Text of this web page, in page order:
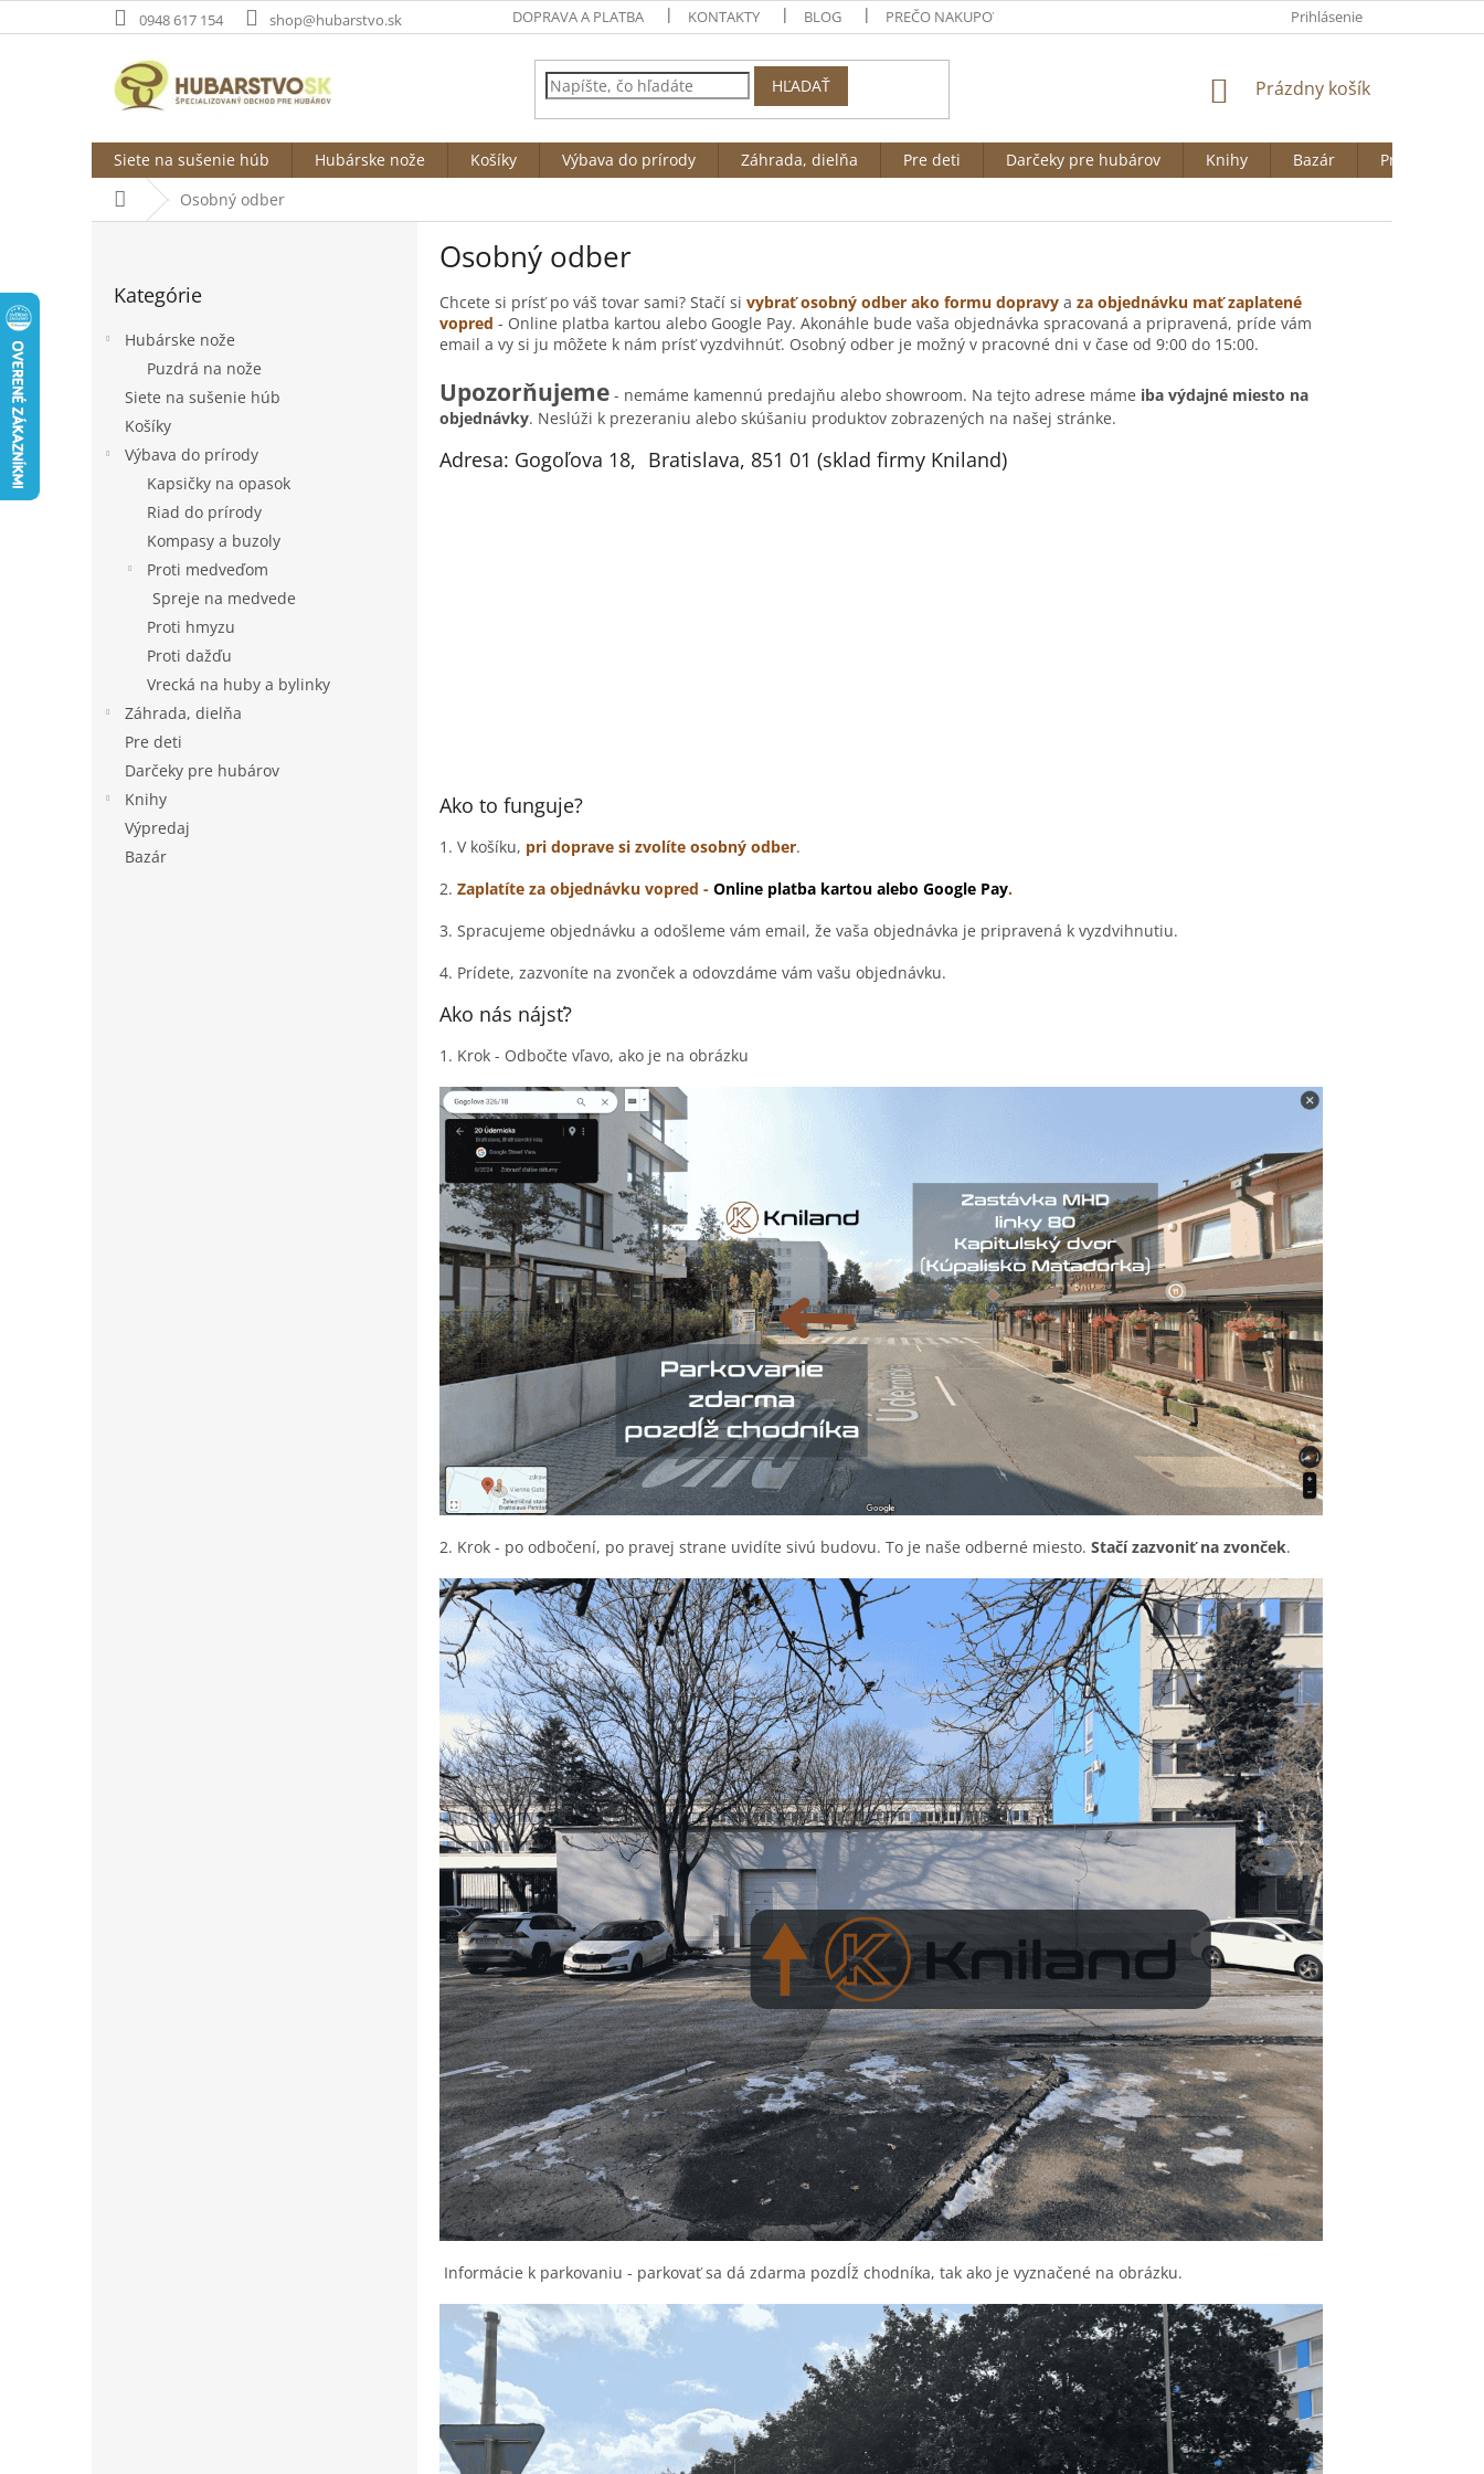
na
0948 617 154 shop@hubarstvo.sk DOPRAVA A PLATBA KONTAKTY BLOG PREČO NAKUPOVAŤ NA HUBARSTVO.SK OBCHODNÉ PODMIENKY
Prihlásenie
HĽADAŤ
NÁKUPNÝ
Prázdny košík
Siete na sušenie húb Hubárske nože Košíky Výbava do prírody Záhrada, dielňa Pre deti Darčeky pre hubárov Knihy Bazár
Predávané
DomovOsobný odber
kategórie
Kategórie
Hubárske nože
Puzdrá na nože
Siete na sušenie húb
Košíky
Výbava do prírody
Kapsičky na opasok
Riad do prírody
Kompasy a buzoly
Proti medveďom
Spreje na medvede
Proti hmyzu
Proti dažďu
Vrecká na huby a bylinky
Záhrada, dielňa
Pre deti
Darčeky pre hubárov
Knihy
Výpredaj
Bazár
Osobný odber
Chcete si prísť po váš tovar sami? Stačí si vybrať osobný odber ako formu dopravy a za objednávku mať zaplatené
vopred - Online platba kartou alebo Google Pay. Akonáhle bude vaša objednávka spracovaná a pripravená, príde vám
email a vy si ju môžete k nám prísť vyzdvihnúť. Osobný odber je možný v pracovné dni v čase od 9:00 do 15:00.
Upozorňujeme - nemáme kamennú predajňu alebo showroom. Na tejto adrese máme iba výdajné miesto na
objednávky. Neslúži k prezeraniu alebo skúšaniu produktov zobrazených na našej stránke.
Adresa: Gogoľova 18, Bratislava, 851 01 (sklad firmy Kniland)
Ako to funguje?
1. V košíku, pri doprave si zvolíte osobný odber.
2. Zaplatíte za objednávku vopred - Online platba kartou alebo Google Pay.
3. Spracujeme objednávku a odošleme vám email, že vaša objednávka je pripravená k vyzdvihnutiu.
4. Prídete, zazvoníte na zvonček a odovzdáme vám vašu objednávku.
Ako nás nájsť?
1. Krok - Odbočte vľavo, ako je na obrázku
2. Krok - po odbočení, po pravej strane uvidíte sivú budovu. To je naše odberné miesto. Stačí zazvoniť na zvonček.
Informácie k parkovaniu - parkovať sa dá zdarma pozdĺž chodníka, tak ako je vyznačené na obrázku.